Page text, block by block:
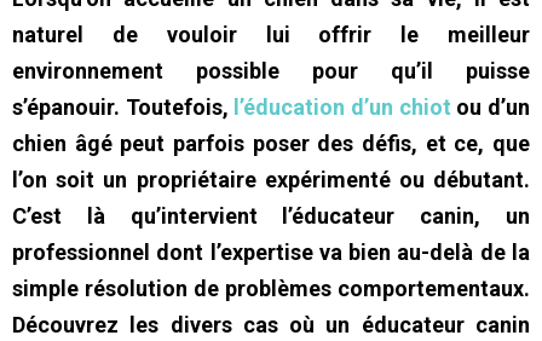
naturel de vouloir lui offrir le meilleur
environnement possible pour qu’il puisse
s’épanouir. Toutefois, l’éducation d’un chiot ou d’un
chien âgé peut parfois poser des défis, et ce, que
l’on soit un propriétaire expérimenté ou débutant.
C’est là qu’intervient l’éducateur canin, un
professionnel dont l’expertise va bien au-delà de la
simple résolution de problèmes comportementaux.
Découvrez les divers cas où un éducateur canin